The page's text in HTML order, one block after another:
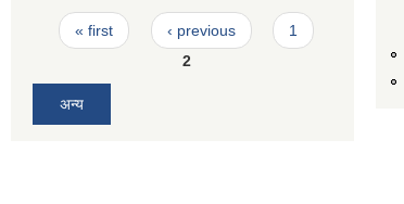
Pages
« first ‹ previous
1
2
अन्य